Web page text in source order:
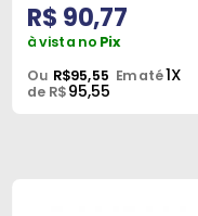
R$ 90,77
à vista no Pix
Ou R$95,55 Em até1X
de R$95,55